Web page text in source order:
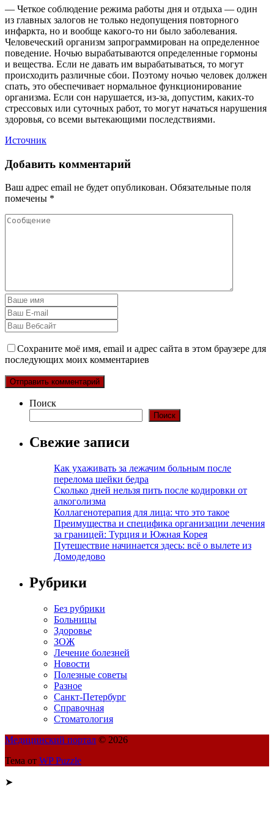
— Четкое соблюдение режима работы дня и отдыха — один
из главных залогов не только недопущения повторного
инфаркта, но и вообще какого-то ни было заболевания.
Человеческий организм запрограммирован на определенное
поведение. Ночью вырабатываются определенные гормоны
и вещества. Если не давать им вырабатываться, то могут
происходить различные сбои. Поэтому ночью человек должен
спать, это обеспечивает нормальное функционирование
организма. Если сон нарушается, из-за, допустим, каких-то
стрессовых или суточных работ, то могут начаться нарушения
здоровья, со всеми вытекающими последствиями.
Источник
Добавить комментарий
Ваш адрес email не будет опубликован. Обязательные поля
помечены *
Сохраните моё имя, email и адрес сайта в этом браузере для
последующих моих комментариев
Поиск
Поиск
Свежие записи
Как ухаживать за лежачим больным после
перелома шейки бедра
Сколько дней нельзя пить после кодировки от
алкоголизма
Коллагенотерапия для лица: что это такое
Преимущества и специфика организации лечения
за границей: Турция и Южная Корея
Путешествие начинается здесь: всё о вылете из
Домодедово
Рубрики
Без рубрики
Больницы
Здоровье
ЗОЖ
Лечение болезней
Новости
Полезные советы
Разное
Санкт-Петербург
Справочная
Стоматология
Медицинский портал © 2026
Тема от WP Puzzle
➤